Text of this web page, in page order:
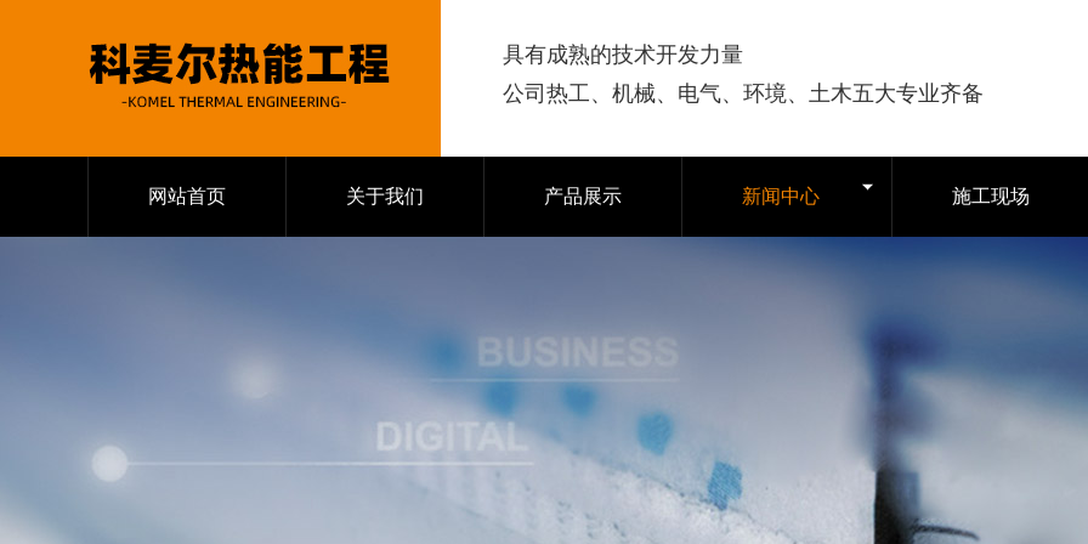
具有成熟的技术开发力量
公司热工、机械、电气、环境、土木五大专业齐备
网站首页 关于我们 产品展示 新闻中心 施工现场